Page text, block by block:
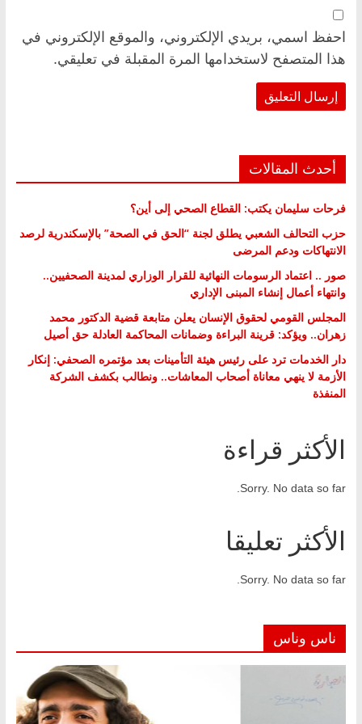
احفظ اسمي، بريدي الإلكتروني، والموقع الإلكتروني في
هذا المتصفح لاستخدامها المرة المقبلة في تعليقي.
أحدث المقالات
فرحات سليمان يكتب: القطاع الصحي إلى أين؟
حزب التحالف الشعبي يطلق لجنة “الحق في الصحة” بالإسكندرية لرصد
الانتهاكات ودعم المرضى
صور .. اعتماد الرسومات النهائية للقرار الوزاري لمدينة الصحفيين..
وانتهاء أعمال إنشاء المبنى الإداري
المجلس القومي لحقوق الإنسان يعلن متابعة قضية الدكتور محمد
زهران.. ويؤكد: قرينة البراءة وضمانات المحاكمة العادلة حق أصيل
دار الخدمات ترد على رئيس هيئة التأمينات بعد مؤتمره الصحفي: إنكار
الأزمة لا ينهي معاناة أصحاب المعاشات.. ونطالب بكشف الشركة
المنفذة
الأكثر قراءة
Sorry. No data so far.
الأكثر تعليقا
Sorry. No data so far.
ناس وناس